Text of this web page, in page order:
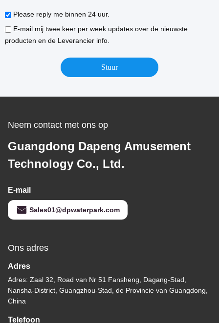
Please reply me binnen 24 uur.
E-mail mij twee keer per week updates over de nieuwste
producten en de Leverancier info.
Neem contact met ons op
Guangdong Dapeng Amusement
Technology Co., Ltd.
E-mail
Sales01@dpwaterpark.com
Ons adres
Adres
Adres: Zaal 32, Road van Nr 51 Fansheng, Dagang-Stad,
Nansha-District, Guangzhou-Stad, de Provincie van Guangdong,
China
Telefoon